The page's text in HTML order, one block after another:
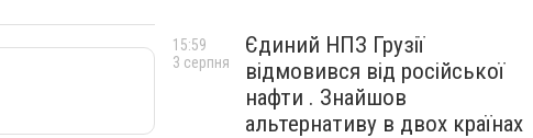
Єдиний НПЗ Грузії
відмовився від російської
нафти . Знайшов
альтернативу в двох країнах
15:59
3 серпня